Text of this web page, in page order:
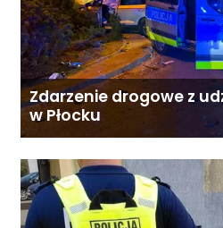
Zdarzenie drogowe z
w Płocku